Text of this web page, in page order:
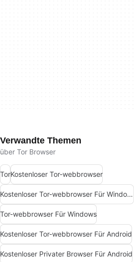
Verwandte Themen
über Tor Browser
TorKostenloser Tor-webbrowser
Kostenloser Tor-webbrowser Für Windows
Tor-webbrowser Für Windows
Kostenloser Tor-webbrowser Für Android
Kostenloser Privater Browser Für Android